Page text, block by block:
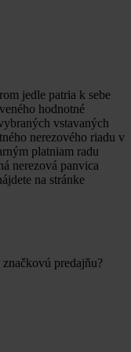
jedle patria k sebe
hodnotné
vstavaných
nerezového riadu v
platniam radu
nerezová panvica
na stránke
predajňu?